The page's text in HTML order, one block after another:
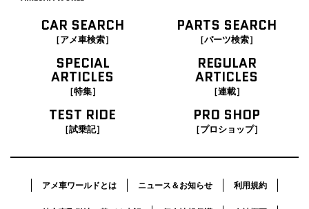
CAR SEARCH
［アメ車検索］
PARTS SEARCH
［パーツ検索］
SPECIAL
ARTICLES
［特集］
REGULAR
ARTICLES
［連載］
TEST RIDE
［試乗記］
PRO SHOP
［プロショップ］
アメ車ワールドとは ニュース＆お知らせ 利用規約